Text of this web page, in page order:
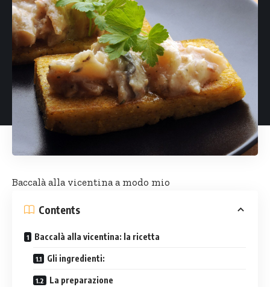
Baccalà alla vicentina a modo mio
Contents
Baccalà alla vicentina: la ricetta
Gli ingredienti:
La preparazione